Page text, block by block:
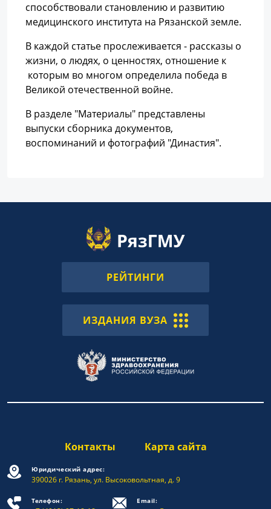
способствовали становлению и развитию
медицинского института на Рязанской земле.
В каждой статье прослеживается - рассказы о
жизни, о людях, о ценностях, отношение к
которым во многом определила победа в
Великой отечественной войне.
В разделе "Материалы" представлены
выпуски сборника документов,
воспоминаний и фотографий "Династия".
РЕЙТИНГИ
ИЗДАНИЯ ВУЗА
Контакты Карта сайта
Юридический адрес:
390026 г. Рязань, ул. Высоковольтная, д. 9
Телефон: Email: